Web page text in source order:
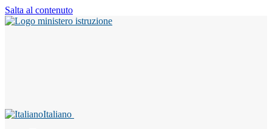
Salta al contenuto
Italiano